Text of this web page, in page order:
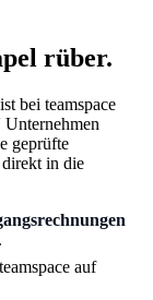
rüber.
bei teamspace
geprüfte
direkt in die
auf